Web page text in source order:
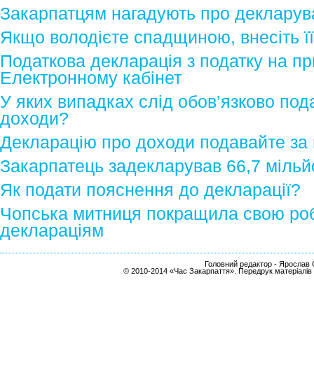
Закарпатцям нагадують про
Якщо володієте спадщиною, внесіть
Податкова декларація з податку на
Електронному кабінет
У яких випадках слід обов’язково
доходи?
Декларацію про доходи подавайте
Закарпатець задекларував 66,7
Як подати пояснення до декларації?
Чопська митниця покращила свою
деклараціям
Головний редактор - Ярослав
© 2010-2014 «Час Закарпаття». Передрук